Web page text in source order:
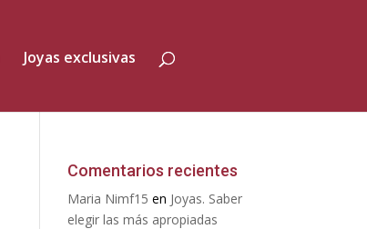
Joyas exclusivas
Comentarios recientes
Maria Nimf15 en Joyas. Saber
elegir las más apropiadas